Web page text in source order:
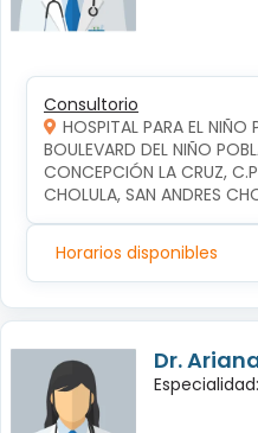
Consultorio
HOSPITAL PARA EL NIÑO
BOULEVARD DEL NIÑO
CONCEPCIÓN LA CRUZ,
CHOLULA, SAN ANDRES
Horarios disponibles
Dr.